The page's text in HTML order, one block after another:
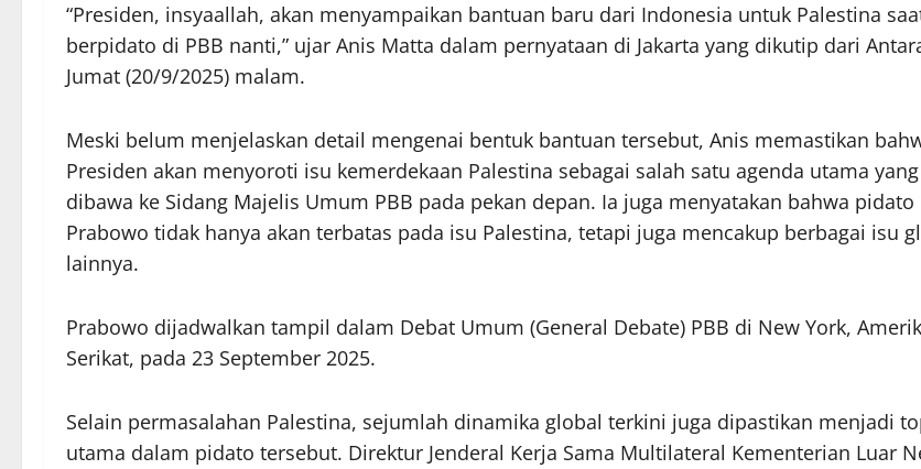
“Presiden, insyaallah, akan menyampaikan bantuan baru dari Indonesia untuk Palestina
berpidato di PBB nanti,” ujar Anis Matta dalam pernyataan di Jakarta yang dikutip dari
Jumat (20/9/2025) malam.
Meski belum menjelaskan detail mengenai bentuk bantuan tersebut, Anis memastikan
Presiden akan menyoroti isu kemerdekaan Palestina sebagai salah satu agenda utama yang
dibawa ke Sidang Majelis Umum PBB pada pekan depan. Ia juga menyatakan bahwa pidato
Prabowo tidak hanya akan terbatas pada isu Palestina, tetapi juga mencakup berbagai isu
lainnya.
Prabowo dijadwalkan tampil dalam Debat Umum (General Debate) PBB di New York,
Serikat, pada 23 September 2025.
Selain permasalahan Palestina, sejumlah dinamika global terkini juga dipastikan menjadi
utama dalam pidato tersebut. Direktur Jenderal Kerja Sama Multilateral Kementerian Luar